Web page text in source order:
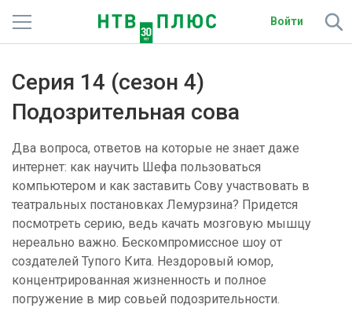
Войти
Фильмы и сериалы
Подписки
Радио
Спутниковым абонентам
О сайте
Серия 14 (сезон 4)
Подозрительная сова
Два вопроса, ответов на которые не знает даже
интернет: как научить Шефа пользоваться
компьютером и как заставить Сову участвовать в
театральных постановках Лемурзина? Придется
посмотреть серию, ведь качать мозговую мышцу
нереально важно. Бескомпромиссное шоу от
создателей Тупого Кита. Нездоровый юмор,
концентрированная жизненность и полное
погружение в мир совьей подозрительности.